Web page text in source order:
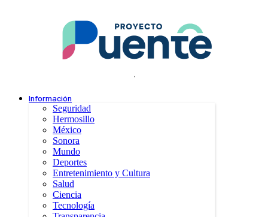
.
Información
Seguridad
Hermosillo
México
Sonora
Mundo
Deportes
Entretenimiento y Cultura
Salud
Ciencia
Tecnología